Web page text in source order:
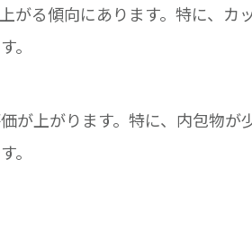
がる傾向にあります。特に、カ
。
が上がります。特に、内包物が
。